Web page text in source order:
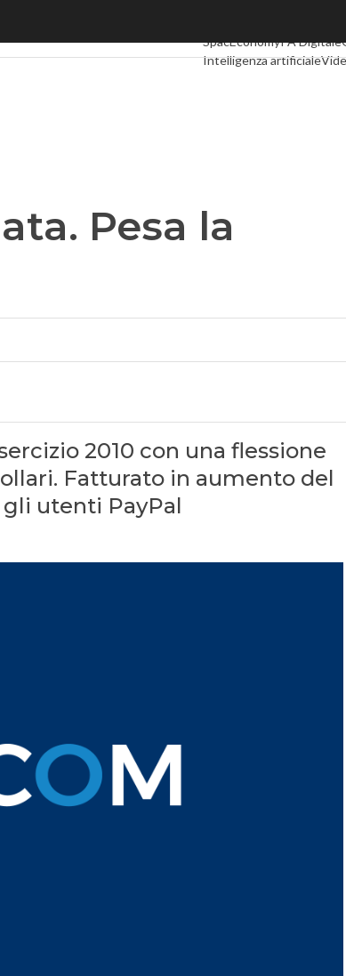
SpacEconomyPA Digitale
Intelligenza artificiale
Pesa la
2010 con una flessione
Fatturato in aumento del
gli utenti PayPal